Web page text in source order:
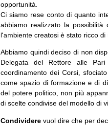
opportunità.
Ci siamo rese conto di quanto
abbiamo realizzato la
l'ambiente creatosi è stato ricco
Abbiamo quindi deciso di non
Delegata del Rettore alle Pari
coordinamento dei Corsi,
come spazio di formazione e di
del potere politico, non più
di scelte condivise del modello di
Condividere vuol dire che per